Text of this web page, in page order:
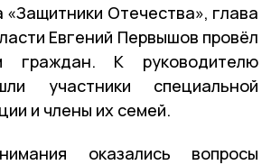
Отечества», глава
Евгений Первышов провёл
граждан. К руководителю
участники специальной
и члены их семей.
оказались вопросы